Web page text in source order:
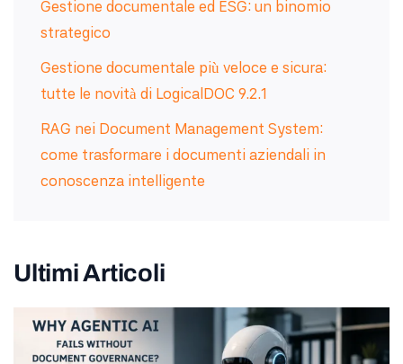
Gestione documentale ed ESG: un binomio
strategico
Gestione documentale più veloce e sicura:
tutte le novità di LogicalDOC 9.2.1
RAG nei Document Management System:
come trasformare i documenti aziendali in
conoscenza intelligente
Ultimi Articoli